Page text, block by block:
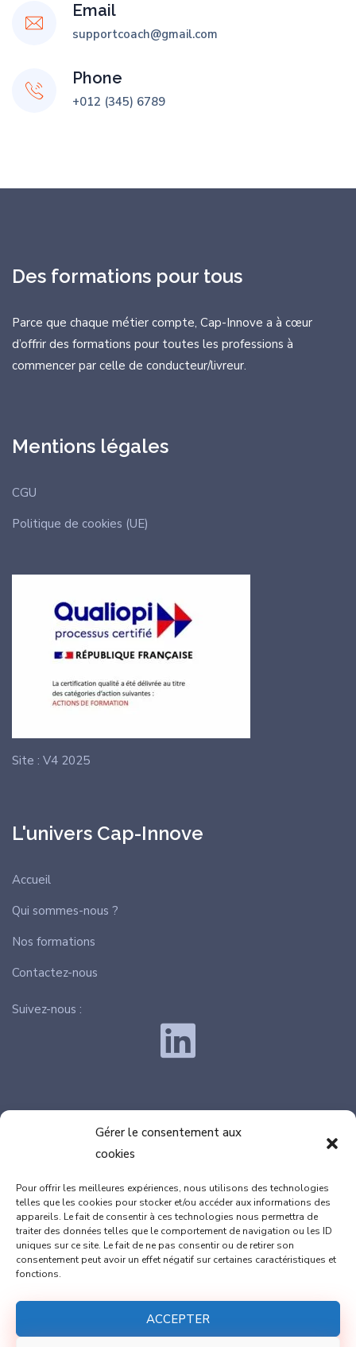
Gérer le consentement aux
cookies
Pour offrir les meilleures expériences, nous utilisons des technologies
telles que les cookies pour stocker et/ou accéder aux informations des
appareils. Le fait de consentir à ces technologies nous permettra de
traiter des données telles que le comportement de navigation ou les ID
uniques sur ce site. Le fait de ne pas consentir ou de retirer son
consentement peut avoir un effet négatif sur certaines caractéristiques et
fonctions.
ACCEPTER
Email
supportcoach@gmail.com
Phone
+012 (345) 6789
PIERRE
Marion DULAC : 06.08.46.98.73
Thomas GAILLARD : 06.17.77.42.89
contact@cap-innove.fr
L'univers Cap-Innove
Accueil
Qui sommes-nous ?
Nos formations
Contactez-nous
Suivez-nous :
Mentions légales
CGU
Politique de cookies (UE)
Site : V4 2025
Des formations pour tous
Parce que chaque métier compte, Cap-Innove a à cœur
d’offrir des formations pour toutes les professions à
commencer par celle de conducteur/livreur.